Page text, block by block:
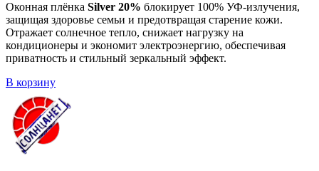
Оконная плёнка Silver 20% блокирует 100% УФ-излучения,
защищая здоровье семьи и предотвращая старение кожи.
Отражает солнечное тепло, снижает нагрузку на
кондиционеры и экономит электроэнергию, обеспечивая
приватность и стильный зеркальный эффект.
В корзину